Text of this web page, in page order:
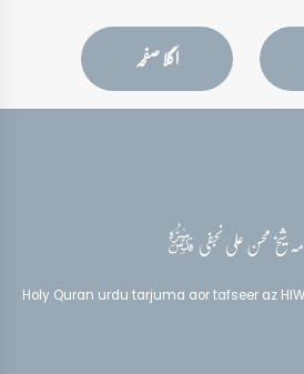
اگلا صفحہ
شیخ محسن علی نجفیقدس‌سره
Holy Quran urdu tarjuma aor tafseer az